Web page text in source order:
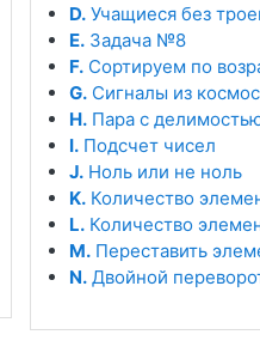
D. Учащиеся без
E. Задача №8
F. Сортируем по
G. Сигналы из
H. Пара с
I. Подсчет чисел
J. Ноль или не ноль
K. Количество
L. Количество
M. Переставить
N. Двойной